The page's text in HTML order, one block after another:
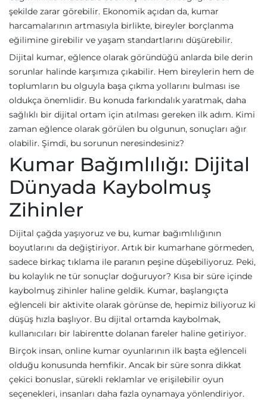
şekilde zarar görebilir. Ekonomik açıdan da, kumar
harcamalarının artmasıyla birlikte, bireyler borçlanma
eğilimine girebilir ve yaşam standartlarını düşürebilir.
Dijital kumar, eğlence olarak göründüğü anlarda bile derin
sorunlar halinde karşımıza çıkabilir. Hem bireylerin hem de
toplumların bu olguyla başa çıkma yollarını bulması ise
oldukça önemlidir. Bu konuda farkındalık yaratmak, daha
sağlıklı bir dijital ortam için atılması gereken ilk adım. Kimi
zaman eğlence olarak görülen bu olgunun, sonuçları ağır
olabilir. Şimdi, bu sorunun neresindesiniz?
Kumar Bağımlılığı: Dijital
Dünyada Kaybolmuş
Zihinler
Dijital çağda yaşıyoruz ve bu, kumar bağımlılığının
boyutlarını da değiştiriyor. Artık bir kumarhane görmeden,
sadece birkaç tıklama ile paranın peşine düşebiliyoruz. Peki,
bu kolaylık ne tür sonuçlar doğuruyor? Kısa bir süre içinde
kaybolmuş zihinler haline geldik. Kumar, başlangıçta
eğlenceli bir aktivite olarak görünse de, hepimiz biliyoruz ki
düşüş hızla başlıyor. Bu dijital ortamda kaybolmak,
kullanıcıları bir labirentte dolanan fareler haline getiriyor.
Birçok insan, online kumar oyunlarının ilk başta eğlenceli
olduğu konusunda hemfikir. Ancak bir süre sonra dikkat
çekici bonuslar, sürekli reklamlar ve erişilebilir oyun
seçenekleri, insanları daha fazla oynamaya yönlendiriyor.